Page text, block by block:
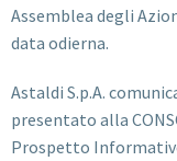
Assemblea degli
data odierna.
Astaldi S.p.A.
presentato alla
Prospetto